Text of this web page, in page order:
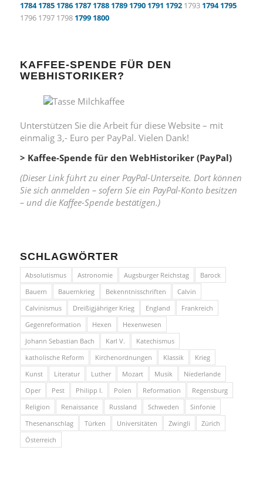
1784 1785 1786 1787 1788 1789 1790 1791 17921793 1794 1795
1796 1797 1798 1799 1800
KAFFEE-SPENDE FÜR DEN
WEBHISTORIKER?
Unterstützen Sie die Arbeit für diese Website – mit
einmalig 3,- Euro per PayPal. Vielen Dank!
> Kaffee-Spende für den WebHistoriker (PayPal)
(Dieser Link führt zu einer PayPal-Unterseite. Dort können
Sie sich anmelden – sofern Sie ein PayPal-Konto besitzen
– und die Kaffee-Spende bestätigen.)
SCHLAGWÖRTER
Absolutismus Astronomie Augsburger Reichstag
Barock
Bauern
Bauernkrieg Bekenntnisschriften
Calvin
Calvinismus
Dreißigjähriger Krieg England
Frankreich
Gegenreformation
Hexen
Hexenwesen
Johann Sebastian Bach
Karl V.
Katechismus
katholische Reform
Kirchenordnungen Klassik
Krieg
Kunst
Literatur Luther Mozart Musik
Niederlande
Oper
Pest Philipp I. Polen Reformation
Regensburg
Religion
Renaissance Russland Schweden
Sinfonie
Thesenanschlag
Türken Universitäten Zwingli
Zürich
Österreich